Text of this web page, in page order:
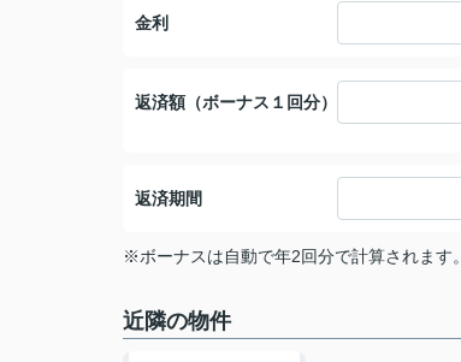
金利
返済額（ボーナス１回分）
返済期間
※ボーナスは自動で年2回分で計算されます。
近隣の物件